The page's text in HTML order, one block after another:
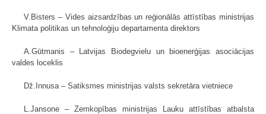
V.Bisters – Vides aizsardzības un reģionālās attīstības ministrijas
Klimata politikas un tehnoloģiju departamenta direktors
A.Gūtmanis – Latvijas Biodegvielu un bioenerģijas asociācijas
valdes loceklis
Dž.Innusa – Satiksmes ministrijas valsts sekretāra vietniece
L.Jansone – Zemkopības ministrijas Lauku attīstības atbalsta